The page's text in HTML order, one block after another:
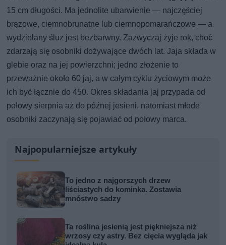
15 cm długości. Ma jednolite ubarwienie — najczęściej
brązowe, ciemnobrunatne lub ciemnopomarańczowe — a
wydzielany śluz jest bezbarwny. Zazwyczaj żyje rok, choć
zdarzają się osobniki dożywające dwóch lat. Jaja składa w
glebie oraz na jej powierzchni; jedno złożenie to
przeważnie około 60 jaj, a w całym cyklu życiowym może
ich być łącznie do 450. Okres składania jaj przypada od
połowy sierpnia aż do późnej jesieni, natomiast młode
osobniki zaczynają się pojawiać od połowy marca.
Najpopularniejsze artykuły
To jedno z najgorszych drzew
liściastych do kominka. Zostawia
mnóstwo sadzy
Ta roślina jesienią jest piękniejsza niż
wrzosy czy astry. Bez cięcia wygląda jak